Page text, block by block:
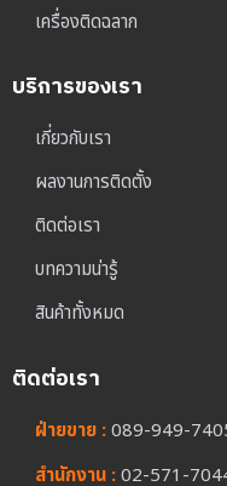
เครื่องติดฉลาก
บริการของเรา
เกี่ยวกับเรา
ผลงานการติดตั้ง
ติดต่อเรา
บทความน่ารู้
สินค้าทั้งหมด
ติดต่อเรา
ฝ่ายขาย :089-949-
สำนักงาน :02-571-